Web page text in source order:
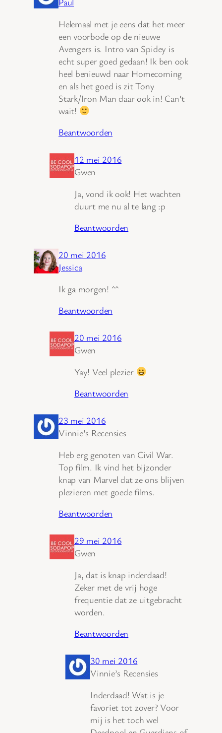
Helemaal met je eens dat het meer
een voorbode op de nieuwe
Avengers is. Intro van Spidey is
echt super goed gedaan! Ik ben ook
heel benieuwd naar Homecoming
en als het goed is zit Tony
Stark/Iron Man daar ook in! Can’t
wait!
Beantwoorden
12 mei 2016
Gwen
Ja, vond ik ook! Het wachten
duurt me nu al te lang :p
Beantwoorden
20 mei 2016
Jessica
Ik ga morgen! ^^
Beantwoorden
20 mei 2016
Gwen
Yay! Veel plezier
Beantwoorden
23 mei 2016
Vinnie’s Recensies
Heb erg genoten van Civil War.
Top film. Ik vind het bijzonder
knap van Marvel dat ze ons blijven
plezieren met goede films.
Beantwoorden
29 mei 2016
Gwen
Ja, dat is knap inderdaad!
Zeker met de vrij hoge
frequentie dat ze uitgebracht
worden.
Beantwoorden
30 mei 2016
Vinnie’s Recensies
Inderdaad! Wat is je
favoriet tot zover? Voor
mij is het toch wel